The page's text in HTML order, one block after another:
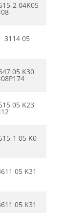
2 04K05
3114 05
05 K30
05 K23
1 05 K0
05 K31
05 K31